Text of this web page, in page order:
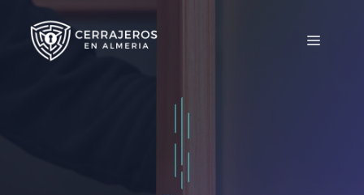
Saltar
contenido
Menú